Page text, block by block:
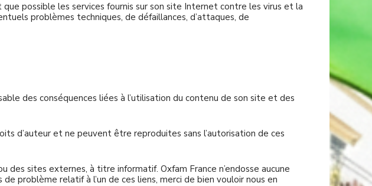
possible les services fournis sur son site Internet contre les virus et la
problèmes techniques, de défaillances, d’attaques, de
des conséquences liées à l’utilisation du contenu de son site et des
d’auteur et ne peuvent être reproduites sans l’autorisation de ces
des sites externes, à titre informatif. Oxfam France n’endosse aucune
problème relatif à l’un de ces liens, merci de bien vouloir nous en